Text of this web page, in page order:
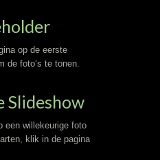
op de eerste
de foto’s te tonen.
Slideshow
een willekeurige foto
klik in de pagina